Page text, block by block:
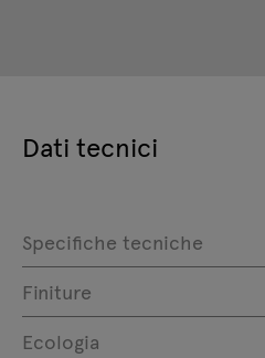
Dati tecnici
Specifiche tecniche
Finiture
Ecologia